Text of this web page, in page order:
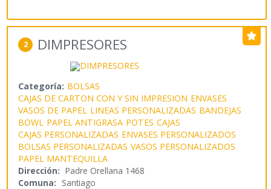
2 DIMPRESORES
Categoría: BOLSAS
CAJAS DE CARTON CON Y SIN IMPRESION ENVASES
VASOS DE PAPEL LINEAS PERSONALIZADAS BANDEJAS
BOWL PAPEL ANTIGRASA POTES CAJAS
CAJAS PERSONALIZADAS ENVASES PERSONALIZADOS
BOLSAS PERSONALIZADAS VASOS PERSONALIZADOS
PAPEL MANTEQUILLA
Dirección: Padre Orellana 1468
Comuna: Santiago